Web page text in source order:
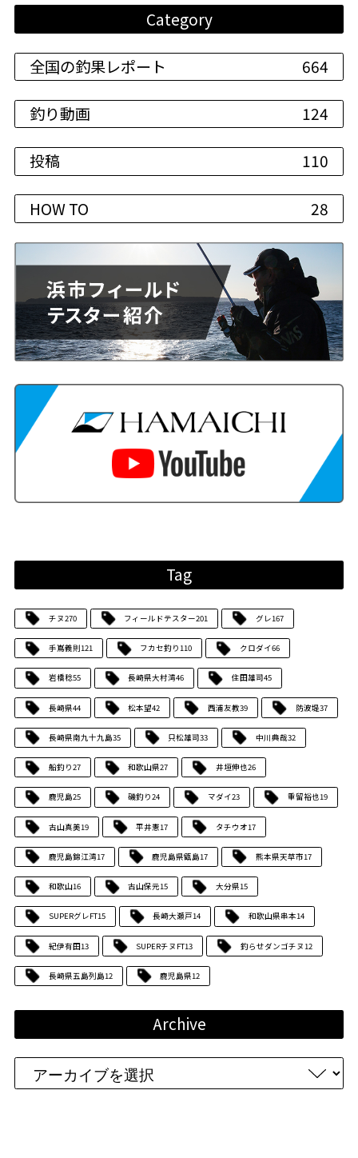
Category
全国の釣果レポート 664
釣り動画 124
投稿 110
HOW TO 28
Tag
チヌ270 フィールドテスター201 グレ167
手嶌義則121 フカセ釣り110 クロダイ66
岩橋稔55 長崎県大村湾46 住田雄司45
長崎県44 松本望42 西浦友教39 防波堤37
長崎県南九十九島35 只松雄司33 中川典哉32
船釣り27 和歌山県27 井垣伸也26
鹿児島25 磯釣り24 マダイ23 重留裕也19
古山真美19 平井憲17 タチウオ17
鹿児島錦江湾17 鹿児島県甑島17 熊本県天草市17
和歌山16 古山保元15 大分県15
SUPERグレFT15 長崎大瀬戸14 和歌山県串本14
紀伊有田13 SUPERチヌFT13 釣らせダンゴチヌ 12
長崎県五島列島12 鹿児島県12
Archive